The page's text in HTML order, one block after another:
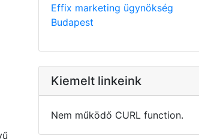
Effix marketing ügynökség
Budapest
Kiemelt linkeink
Nem működő CURL function.